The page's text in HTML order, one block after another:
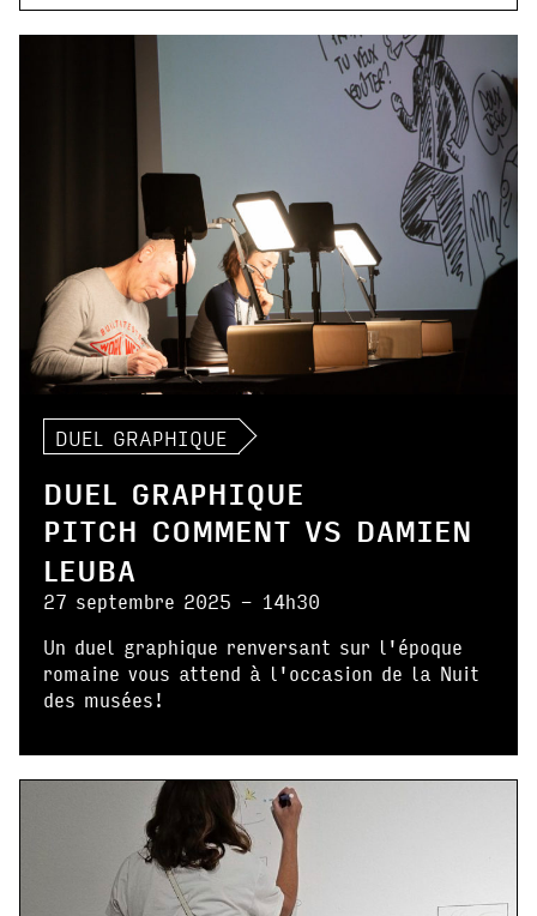
DUEL GRAPHIQUE
DUEL GRAPHIQUE
PITCH COMMENT VS DAMIEN
LEUBA
27 septembre 2025 - 14h30
Un duel graphique renversant sur l'époque
romaine vous attend à l'occasion de la Nuit
des musées!